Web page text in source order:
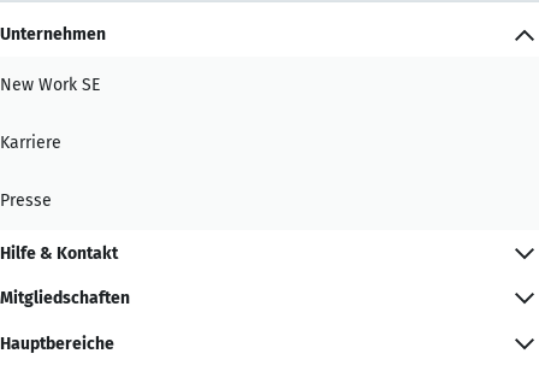
Unternehmen
New Work SE
Karriere
Presse
Hilfe & Kontakt
Mitgliedschaften
Hauptbereiche